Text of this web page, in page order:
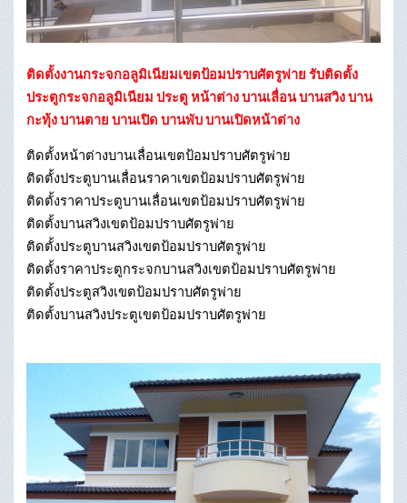
ติดตั้งงานกระจกอลูมิเนียมเขตป้อมปราบศัตรูพ่าย รับติดตั้ง
ประตูกระจกอลูมิเนียม ประตู หน้าต่าง บานเลื่อน บานสวิง บาน
กะทุ้ง บานตาย บานเปิด บานพับ บานเปิดหน้าต่าง
ติดตั้งหน้าต่างบานเลื่อนเขตป้อมปราบศัตรูพ่าย
ติดตั้งประตูบานเลื่อนราคาเขตป้อมปราบศัตรูพ่าย
ติดตั้งราคาประตูบานเลื่อนเขตป้อมปราบศัตรูพ่าย
ติดตั้งบานสวิงเขตป้อมปราบศัตรูพ่าย
ติดตั้งประตูบานสวิงเขตป้อมปราบศัตรูพ่าย
ติดตั้งราคาประตูกระจกบานสวิงเขตป้อมปราบศัตรูพ่าย
ติดตั้งประตูสวิงเขตป้อมปราบศัตรูพ่าย
ติดตั้งบานสวิงประตูเขตป้อมปราบศัตรูพ่าย